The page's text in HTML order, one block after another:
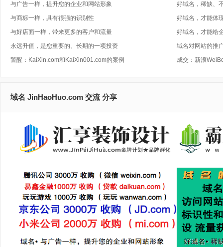
与广告一样，提升您的企业和网站形象
好域名，稀缺、
与商标一样，具有很强的识别性
好域名，才能体
与好店面一样，带来更多的客户和流量
好域名，才能给
永远升值，是您重要的、长期的一项投资
域名对网站的推
警醒：KaiXin.com和KaiXin001.com的案例
成交：新浪
域名 JinHaoHuo.com 交流 分享